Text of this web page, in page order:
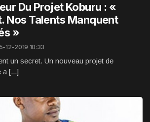
Du Projet Koburu : «
Nos Talents Manquent
»
12-2019 10:33
un secret. Un nouveau projet de
a [...]